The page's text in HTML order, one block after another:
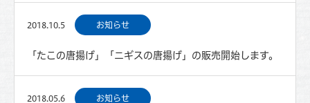
2018.10.5 お知らせ
「たこの唐揚げ」「ニギスの唐揚げ」の販売開始します。
2018.05.6 お知らせ